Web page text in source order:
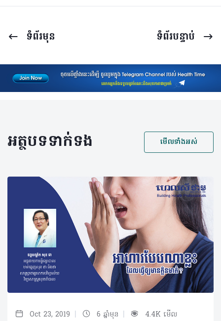
ទំព័រ​មុន ទំព័រ​បន្ទាប់
អត្ថបទទាក់ទង មើលទាំងអស់
Oct 23, 2019 | 6 ឆ្នាំមុន | 4.4K មើល